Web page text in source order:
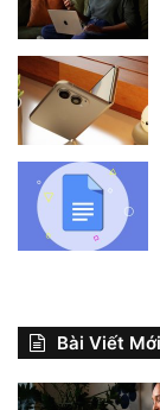
Tuy nhiên, nếu
những điều đầu
Bài Viết Mới